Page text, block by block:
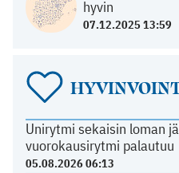
hyvin
07.12.2025 13:59
Unirytmi sekaisin loman
vuorokausirytmi palautuu
05.08.2026 06:13